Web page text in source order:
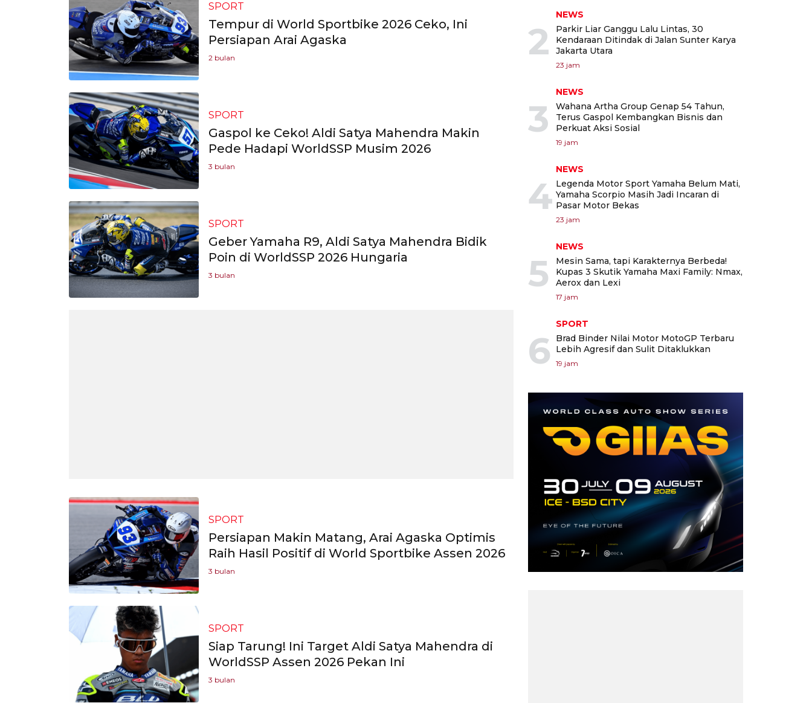
SPORT
Tempur di World Sportbike 2026 Ceko, Ini
Persiapan Arai Agaska
2 bulan
SPORT
Gaspol ke Ceko! Aldi Satya Mahendra Makin
Pede Hadapi WorldSSP Musim 2026
3 bulan
SPORT
Geber Yamaha R9, Aldi Satya Mahendra Bidik
Poin di WorldSSP 2026 Hungaria
3 bulan
SPORT
Persiapan Makin Matang, Arai Agaska Optimis
Raih Hasil Positif di World Sportbike Assen 2026
3 bulan
SPORT
Siap Tarung! Ini Target Aldi Satya Mahendra di
WorldSSP Assen 2026 Pekan Ini
3 bulan
2
NEWS
Parkir Liar Ganggu Lalu Lintas, 30
Kendaraan Ditindak di Jalan Sunter Karya
Jakarta Utara
23 jam
3
NEWS
Wahana Artha Group Genap 54 Tahun,
Terus Gaspol Kembangkan Bisnis dan
Perkuat Aksi Sosial
19 jam
4
NEWS
Legenda Motor Sport Yamaha Belum Mati,
Yamaha Scorpio Masih Jadi Incaran di
Pasar Motor Bekas
23 jam
5
NEWS
Mesin Sama, tapi Karakternya Berbeda!
Kupas 3 Skutik Yamaha Maxi Family: Nmax,
Aerox dan Lexi
17 jam
6
SPORT
Brad Binder Nilai Motor MotoGP Terbaru
Lebih Agresif dan Sulit Ditaklukkan
19 jam